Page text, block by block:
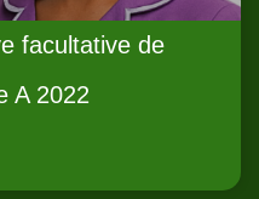
facultative de
A 2022